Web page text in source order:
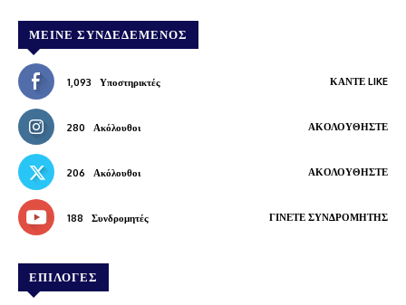
ΜΕΊΝΕ ΣΥΝΔΕΔΕΜΈΝΟΣ
1,093 Υποστηρικτές ΚΆΝΤΕ LIKE
280 Ακόλουθοι ΑΚΟΛΟΥΘΉΣΤΕ
206 Ακόλουθοι ΑΚΟΛΟΥΘΉΣΤΕ
188 Συνδρομητές ΓΊΝΕΤΕ ΣΥΝΔΡΟΜΗΤΉΣ
ΕΠΙΛΟΓΕΣ